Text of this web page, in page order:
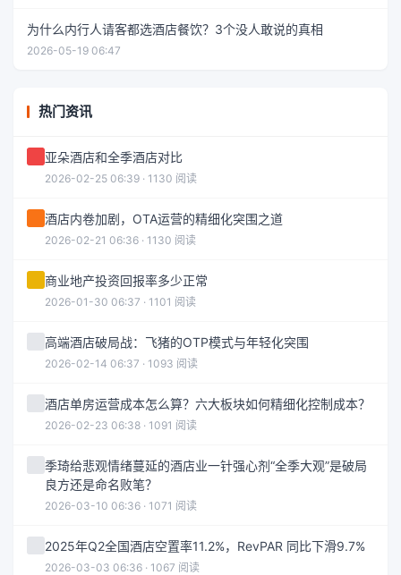
为什么内行人请客都选酒店餐饮？3个没人敢说的真相
2026-05-19 06:47
热门资讯
亚朵酒店和全季酒店对比
2026-02-25 06:39 · 1130 阅读
酒店内卷加剧，OTA运营的精细化突围之道
2026-02-21 06:36 · 1130 阅读
商业地产投资回报率多少正常
2026-01-30 06:37 · 1101 阅读
高端酒店破局战：飞猪的OTP模式与年轻化突围
2026-02-14 06:37 · 1093 阅读
酒店单房运营成本怎么算？六大板块如何精细化控制成本？
2026-02-23 06:38 · 1091 阅读
季琦给悲观情绪蔓延的酒店业一针强心剂“全季大观”是破局
良方还是命名败笔？
2026-03-10 06:36 · 1071 阅读
2025年Q2全国酒店空置率11.2%，RevPAR 同比下滑9.7%
2026-03-03 06:36 · 1067 阅读